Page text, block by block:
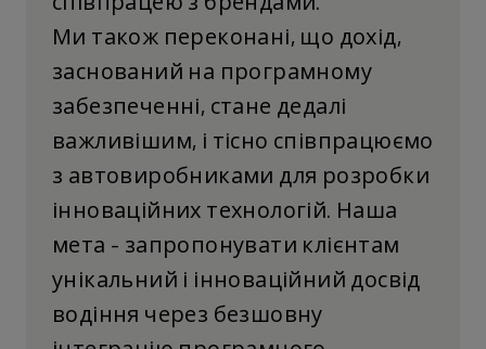
Ми також переконані, що дохід,
заснований на програмному
забезпеченні, стане дедалі
важливішим, і тісно співпрацюємо
з автовиробниками для розробки
інноваційних технологій. Наша
мета - запропонувати клієнтам
унікальний і інноваційний досвід
водіння через безшовну